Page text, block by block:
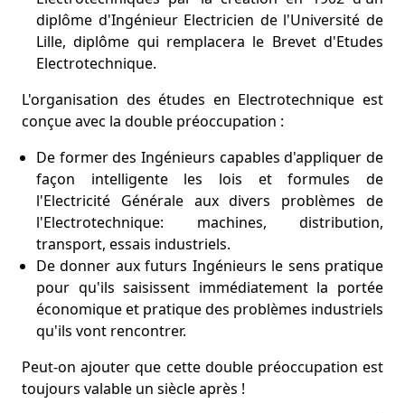
diplôme d'Ingénieur Electricien de l'Université de
Lille, diplôme qui remplacera le Brevet d'Etudes
Electrotechnique.
L'organisation des études en Electrotechnique est
conçue avec la double préoccupation :
De former des Ingénieurs capables d'appliquer de
façon intelligente les lois et formules de
l'Electricité Générale aux divers problèmes de
l'Electrotechnique: machines, distribution,
transport, essais industriels.
De donner aux futurs Ingénieurs le sens pratique
pour qu'ils saisissent immédiatement la portée
économique et pratique des problèmes industriels
qu'ils vont rencontrer.
Peut-on ajouter que cette double préoccupation est
toujours valable un siècle après !